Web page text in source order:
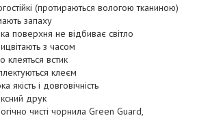
(протираються вологою тканиною)
запаху
поверхня не відбиває світло
з часом
клеяться встик
клеєм
якість і довговічність
друк
чисті чорнила Green Guard,